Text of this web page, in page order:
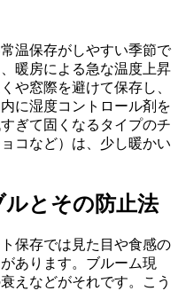
温保存がしやすい季節で
暖房による急な温度上昇
や窓際を避けて保存し、
に湿度コントロール剤を
ぎて固くなるタイプのチ
コなど）は、少し暖かい
とその防止法
保存では見た目や食感の
あります。ブルーム現
えなどがそれです。こう